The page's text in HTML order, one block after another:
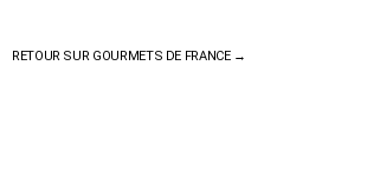
RETOUR SUR GOURMETS DE FRANCE →